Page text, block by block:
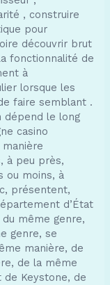
, construire
pour
découvrir brut
fonctionnalité de
à
lorsque les
faire semblant .
dépend le long
casino
à peu près,
ou moins, à
présentent,
d’État
même genre,
genre, se
manière, de
de la même
de Keystone, de